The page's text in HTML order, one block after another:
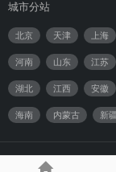
城市分站
北京 天津 上海
河南 山东 江苏
湖北 江西 安徽
海南 内蒙古 新疆